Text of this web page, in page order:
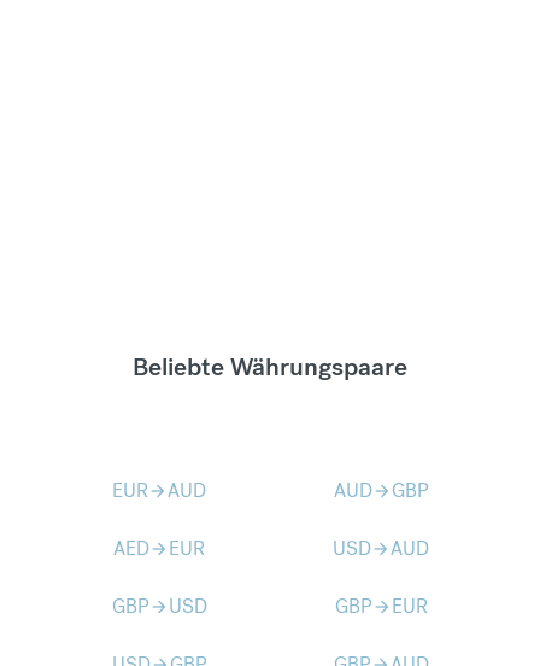
Beliebte Währungspaare
EURarrow_forwardAUD AUDarrow_forward GBP
AEDarrow_forward EUR USDarrow_forwardAUD
GBParrow_forward USD GBParrow_forward EUR